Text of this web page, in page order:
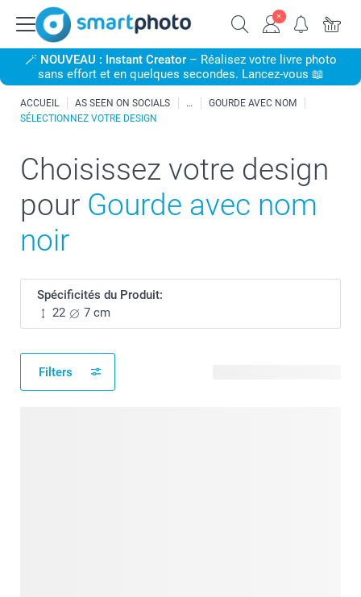
🪄 NOUVEAU : Instant Creator– Réalisez votre livre photo
sans effort et en quelques secondes. Lancez-vous 📖
ACCUEIL AS SEEN ON SOCIALS
GOURDE AVEC NOM
SÉLECTIONNEZ VOTRE DESIGN
Choisissez votre design
pour Gourde avec nom
noir
Spécificités du Produit:
22
7 cm
Filters